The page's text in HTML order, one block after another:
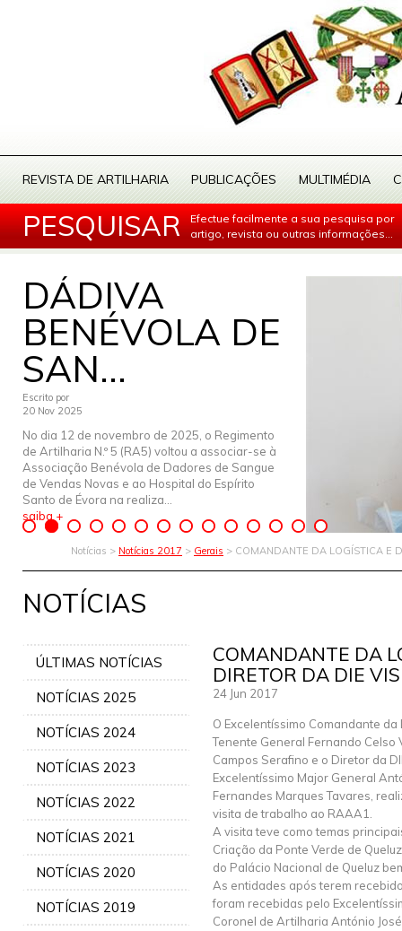
REVISTA DE ARTILHARIA PUBLICAÇÕES MULTIMÉDIA
PESQUISAR
Efectue facilmente a sua pesquisa por
artigo, revista ou outras informações...
DÁDIVA
BENÉVOLA DE
SAN...
Escrito por
20 Nov 2025
No dia 12 de novembro de 2025, o Regimento
de Artilharia N.º 5 (RA5) voltou a associar-se à
Associação Benévola de Dadores de Sangue
de Vendas Novas e ao Hospital do Espírito
Santo de Évora na realiza...
saiba +
Notícias > Notícias 2017 > Gerais > COMANDANTE DA LOGÍSTICA E
NOTÍCIAS
ÚLTIMAS NOTÍCIAS
NOTÍCIAS 2025
NOTÍCIAS 2024
NOTÍCIAS 2023
NOTÍCIAS 2022
NOTÍCIAS 2021
NOTÍCIAS 2020
NOTÍCIAS 2019
COMANDANTE DA
DIRETOR DA DIE
24 Jun 2017
O Excelentíssimo Comandante da
Tenente General Fernando Celso
Campos Serafino e o Diretor da
Excelentíssimo Major General
Fernandes Marques Tavares,
visita de trabalho ao RAAA1.
A visita teve como temas
Criação da Ponte Verde de
do Palácio Nacional de Queluz
As entidades após terem
foram recebidas pelo
Coronel de Artilharia António